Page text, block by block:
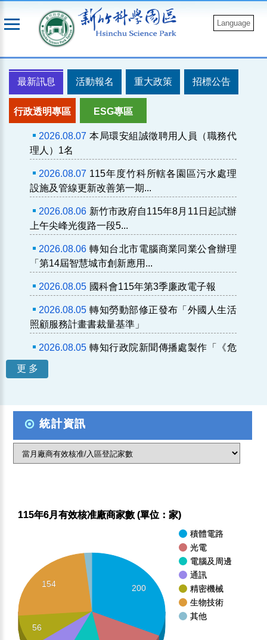
到
Language
最新訊息 活動報名 重大政策 招標公告
行政透明專區 ESG專區
2026.08.07 本局環安組誠徵聘用人員（職務代
理人）1名
2026.08.07 115年度竹科所轄各園區污水處理
設施及管線更新改善第一期...
2026.08.06 新竹市政府自115年8月11日起試辦
上午尖峰光復路一段5...
2026.08.06 轉知台北市電腦商業同業公會辦理
「第14屆智慧城市創新應用...
2026.08.05 國科會115年第3季廉政電子報
2026.08.05 轉知勞動部修正發布「外國人生活
照顧服務計畫書裁量基準」
2026.08.05 轉知行政院新聞傳播處製作「《危
老條例》修正草案與《都更條...
2026.08.05
2026.08.05
職場性騷擾事件調查實務工作
更 多
統計資訊
115年6月有效核准廠商家數 (單位：家)
積體電路
光電
電腦及周邊
通訊
精密機械
生物技術
其他
200
154
56